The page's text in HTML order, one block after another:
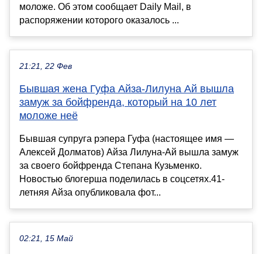
моложе. Об этом сообщает Daily Mail, в
распоряжении которого оказалось ...
21:21, 22 Фев
Бывшая жена Гуфа Айза-Лилуна Ай вышла
замуж за бойфренда, который на 10 лет
моложе неё
Бывшая супруга рэпера Гуфа (настоящее имя —
Алексей Долматов) Айза Лилуна-Ай вышла замуж
за своего бойфренда Степана Кузьменко.
Новостью блогерша поделилась в соцсетях.41-
летняя Айза опубликовала фот...
02:21, 15 Май